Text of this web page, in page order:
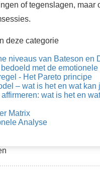
of tegenslagen, maar
deze categorie
niveaus van Bateson en
met de
- Het Pareto principe
– wat is het en wat kan
wat is het en
Matrix
Analyse